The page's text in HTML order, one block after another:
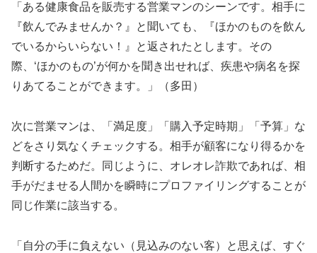
「ある健康食品を販売する営業マンのシーンです。相手に
『飲んでみませんか？』と聞いても、『ほかのものを飲ん
でいるからいらない！』と返されたとします。その
際、‘ほかのもの’が何かを聞き出せれば、疾患や病名を探
りあてることができます。」（多田）
次に営業マンは、「満足度」「購入予定時期」「予算」な
どをさり気なくチェックする。相手が顧客になり得るかを
判断するためだ。同じように、オレオレ詐欺であれば、相
手がだませる人間かを瞬時にプロファイリングすることが
同じ作業に該当する。
「自分の手に負えない（見込みのない客）と思えば、すぐ